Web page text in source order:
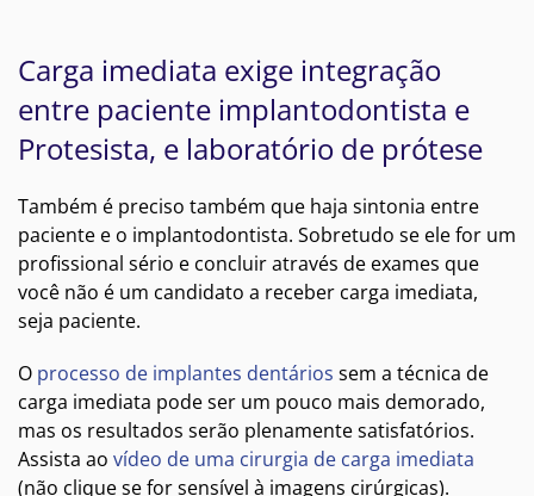
Carga imediata exige integração
entre paciente implantodontista e
Protesista, e laboratório de prótese
Também é preciso também que haja sintonia entre
paciente e o implantodontista. Sobretudo se ele for um
profissional sério e concluir através de exames que
você não é um candidato a receber carga imediata,
seja paciente.
O processo de implantes dentários sem a técnica de
carga imediata pode ser um pouco mais demorado,
mas os resultados serão plenamente satisfatórios.
Assista ao vídeo de uma cirurgia de carga imediata
(não clique se for sensível à imagens cirúrgicas).